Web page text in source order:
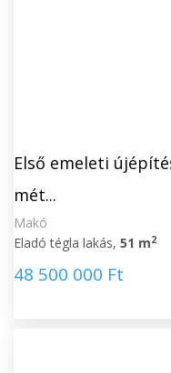
Első emeleti
mét...
Makó
Eladó tégla lakás, 51 m2
48 500 000 Ft